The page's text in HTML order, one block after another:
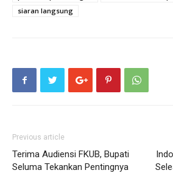
siaran langsung
Previous article
Terima Audiensi FKUB, Bupati
Seluma Tekankan Pentingnya